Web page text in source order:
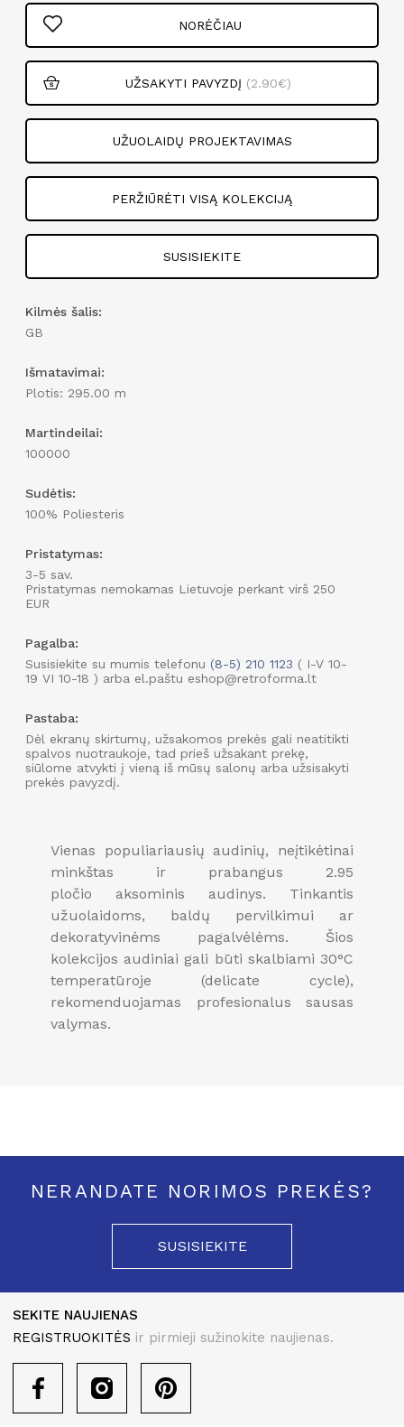
NORĖČIAU
UŽSAKYTI PAVYZDĮ (2.90€)
UŽUOLAIDŲ PROJEKTAVIMAS
PERŽIŪRĖTI VISĄ KOLEKCIJĄ
SUSISIEKITE
Vienas populiariausių audinių, neįtikėtinai
minkštas ir prabangus 2.95
pločio aksominis audinys. Tinkantis
užuolaidoms, baldų pervilkimui ar
dekoratyvinėms pagalvėlėms. Šios
kolekcijos audiniai gali būti skalbiami 30°C
temperatūroje (delicate cycle),
rekomenduojamas profesionalus sausas
valymas.
Kilmės šalis:
GB
Išmatavimai:
Plotis: 295.00 m
Martindeilai:
100000
Sudėtis:
100% Poliesteris
Pristatymas:
3-5 sav.
Pristatymas nemokamas Lietuvoje perkant virš 250
EUR
Pagalba:
Susisiekite su mumis telefonu (8-5) 210 1123 ( I-V 10-
19 VI 10-18 ) arba el.paštu eshop@retroforma.lt
Pastaba:
Dėl ekranų skirtumų, užsakomos prekės gali neatitikti
spalvos nuotraukoje, tad prieš užsakant prekę,
siūlome atvykti į vieną iš mūsų salonų arba užsisakyti
prekės pavyzdį.
NERANDATE NORIMOS PREKĖS?
SUSISIEKITE
SEKITE NAUJIENAS
REGISTRUOKITĖS ir pirmieji sužinokite naujienas.